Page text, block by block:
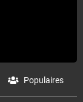
Populaires